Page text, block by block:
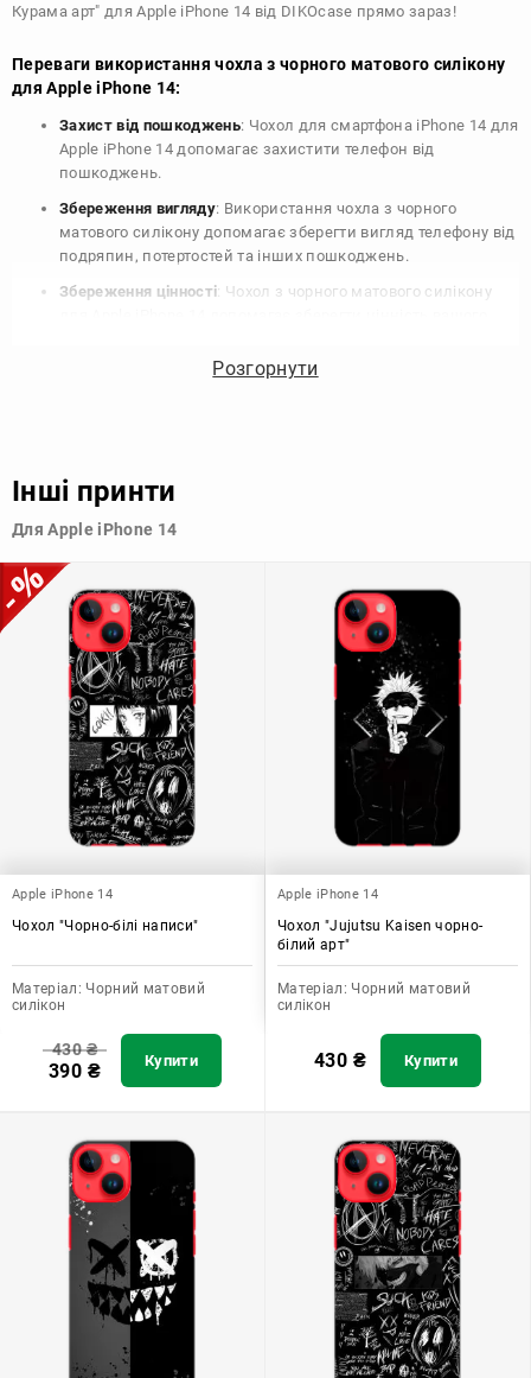
Курама арт" для Apple iPhone 14 від DIKOcase прямо зараз!
Переваги використання чохла з чорного матового силікону
для Apple iPhone 14:
Захист від пошкоджень: Чохол для смартфона iPhone 14 для
Apple iPhone 14 допомагає захистити телефон від
пошкоджень.
Збереження вигляду: Використання чохла з чорного
матового силікону допомагає зберегти вигляд телефону від
подряпин, потертостей та інших пошкоджень.
Збереження цінності: Чохол з чорного матового силікону
продати свій пристрій в майбутньому.
Узагалі, чохол для телефону - це дуже корисний аксесуар, який
допомагає захистити ваш пристрій, зберегти його цінність і
Розгорнути
Інші принти
Для Apple iPhone 14
Apple iPhone 14
Чохол "Чорно-білі написи"
Матеріал: Чорний матовий
силікон
430₴
390 ₴ Купити
Apple iPhone 14
Чохол "Jujutsu Kaisen чорно-
білий арт"
Матеріал: Чорний матовий
силікон
430 ₴ Купити